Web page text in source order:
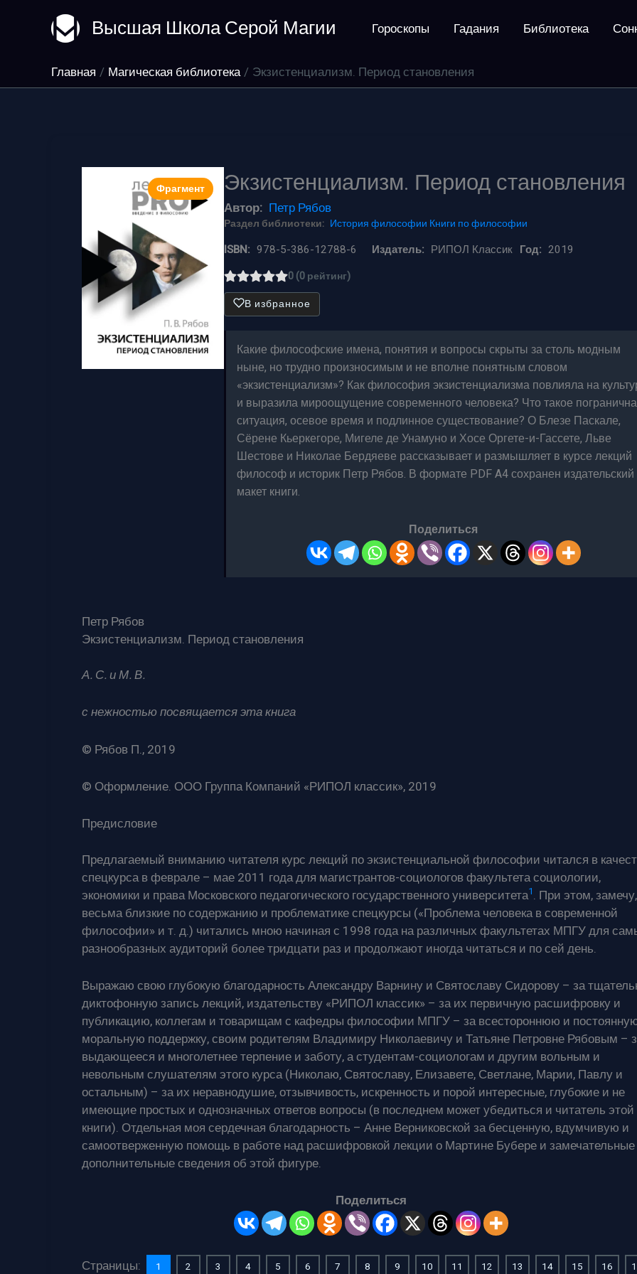
содержимому
Высшая Школа Серой Магии Гороскопы Гадания Библиотека
Главная Магическая библиотека Экзистенциализм. Период становления
Фрагмент Экзистенциализм. Период становления
Автор: Петр Рябов
Раздел библиотеки: История философии Книги по философии
ISBN: 978-5-386-12788-6 Издатель: РИПОЛ Классик Год: 2019
0 (0 рейтинг)
В избранное
Какие философские имена, понятия и вопросы скрыты за столь модным
ныне, но трудно произносимым и не вполне понятным словом
«экзистенциализм»? Как философия экзистенциализма повлияла на
и выразила мироощущение современного человека? Что такое
ситуация, осевое время и подлинное существование? О Блезе Паскале,
Сёрене Кьеркегоре, Мигеле де Унамуно и Хосе Оргете-и-Гассете, Льве
Шестове и Николае Бердяеве рассказывает и размышляет в курсе лекций
философ и историк Петр Рябов. В формате PDF A4 сохранен издательский
макет книги.
Поделиться
Петр Рябов
Экзистенциализм. Период становления
А. С. и М. В.
с нежностью посвящается эта книга
© Рябов П., 2019
© Оформление. ООО Группа Компаний «РИПОЛ классик», 2019
Предисловие
Предлагаемый вниманию читателя курс лекций по экзистенциальной философии читался в
спецкурса в феврале – мае 2011 года для магистрантов-социологов факультета социологии,
экономики и права Московского педагогического государственного университета1. При этом, замечу,
весьма близкие по содержанию и проблематике спецкурсы («Проблема человека в современной
философии» и т. д.) читались мною начиная с 1998 года на различных факультетах МПГУ для
разнообразных аудиторий более тридцати раз и продолжают иногда читаться и по сей день.
Выражаю свою глубокую благодарность Александру Варнину и Святославу Сидорову – за
диктофонную запись лекций, издательству «РИПОЛ классик» – за их первичную расшифровку и
публикацию, коллегам и товарищам с кафедры философии МПГУ – за всестороннюю и
моральную поддержку, своим родителям Владимиру Николаевичу и Татьяне Петровне Рябовым –
выдающееся и многолетнее терпение и заботу, а студентам-социологам и другим вольным и
невольным слушателям этого курса (Николаю, Святославу, Елизавете, Светлане, Марии, Павлу и
остальным) – за их неравнодушие, отзывчивость, искренность и порой интересные, глубокие и не
имеющие простых и однозначных ответов вопросы (в последнем может убедиться и читатель этой
книги). Отдельная моя сердечная благодарность – Анне Верниковской за бесценную, вдумчивую и
самоотверженную помощь в работе над расшифровкой лекции о Мартине Бубере и замечательные
дополнительные сведения об этой фигуре.
Поделиться
Страницы: 1 2 3 4 5 6 7 8 9 10 11 12 13 14 15 16